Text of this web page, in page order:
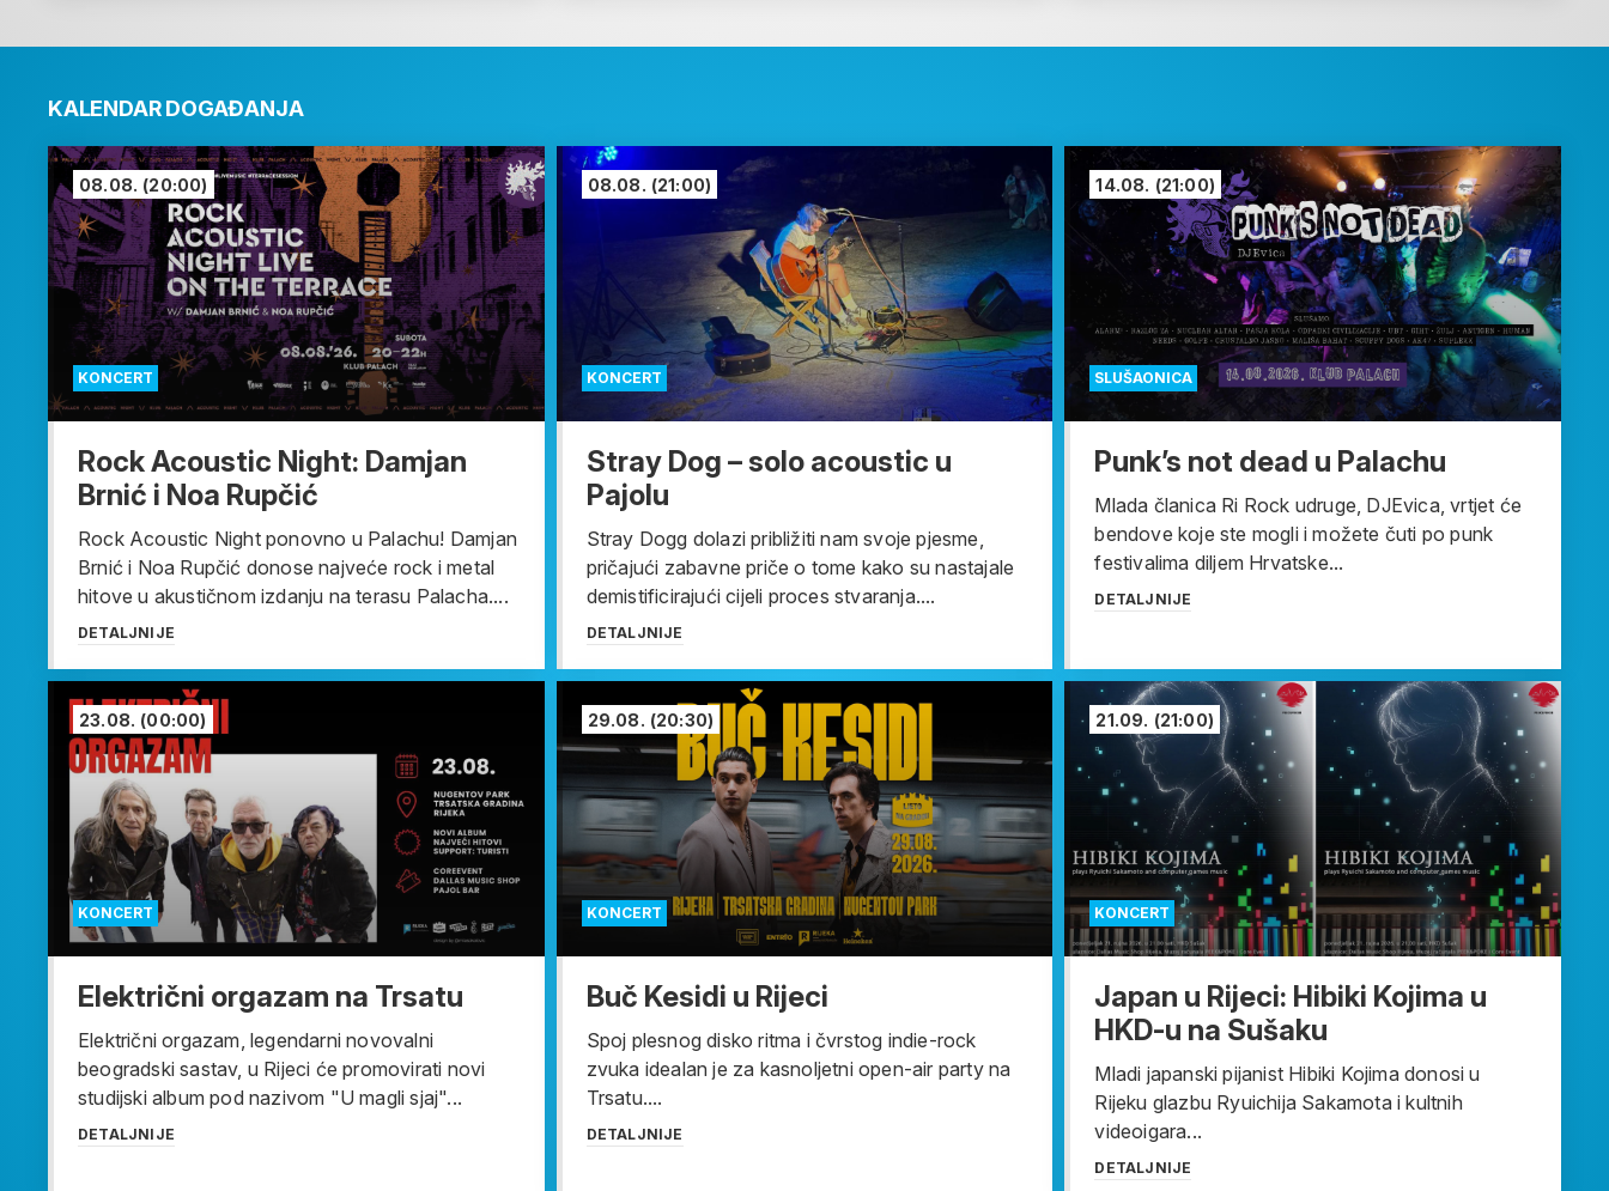
KALENDAR DOGAĐANJA
KONCERT
08.08. (20:00)
Rock Acoustic Night: Damjan
Brnić i Noa Rupčić
Rock Acoustic Night ponovno u Palachu! Damjan
Brnić i Noa Rupčić donose najveće rock i metal
hitove u akustičnom izdanju na terasu Palacha....
DETALJNIJE
KONCERT
08.08. (21:00)
Stray Dog – solo acoustic u
Pajolu
Stray Dogg dolazi približiti nam svoje pjesme,
pričajući zabavne priče o tome kako su nastajale
demistificirajući cijeli proces stvaranja....
DETALJNIJE
SLUŠAONICA
14.08. (21:00)
Punk’s not dead u Palachu
Mlada članica Ri Rock udruge, DJEvica, vrtjet će
bendove koje ste mogli i možete čuti po punk
festivalima diljem Hrvatske...
DETALJNIJE
KONCERT
23.08. (00:00)
Električni orgazam na Trsatu
Električni orgazam, legendarni novovalni
beogradski sastav, u Rijeci će promovirati novi
studijski album pod nazivom "U magli sjaj"...
DETALJNIJE
KONCERT
29.08. (20:30)
Buč Kesidi u Rijeci
Spoj plesnog disko ritma i čvrstog indie-rock
zvuka idealan je za kasnoljetni open-air party na
Trsatu....
DETALJNIJE
KONCERT
21.09. (21:00)
Japan u Rijeci: Hibiki Kojima u
HKD-u na Sušaku
Mladi japanski pijanist Hibiki Kojima donosi u
Rijeku glazbu Ryuichija Sakamota i kultnih
videoigara...
DETALJNIJE